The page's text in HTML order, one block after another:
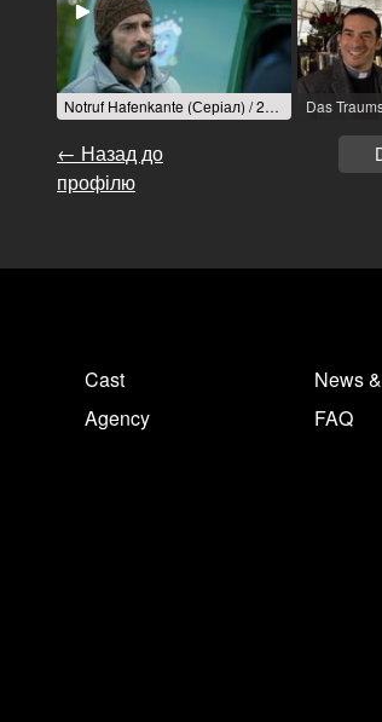
Notruf Hafenkante (Серіал) / 2024 / Роль: Roman Malinowski / R: Andrea Katzenberger / ZDF
← Назад до
профілю
Cast
Agency
News
FAQ